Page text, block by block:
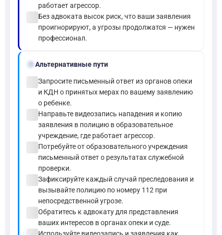
работает агрессор.
Без адвоката высок риск, что ваши заявления
проигнорируют, а угрозы продолжатся — нужен
профессионал.
alt_routeАльтернативные пути
Запросите письменный ответ из органов опеки
и КДН о принятых мерах по вашему заявлению
о ребенке.
Направьте видеозапись нападения и копию
заявления в полицию в образовательное
учреждение, где работает агрессор.
Потребуйте от образовательного учреждения
письменный ответ о результатах служебной
проверки.
Зафиксируйте каждый случай преследования и
вызывайте полицию по номеру 112 при
непосредственной угрозе.
Обратитесь к адвокату для представления
ваших интересов в органах опеки и суде.